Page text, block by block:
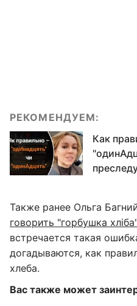
РЕКОМЕНДУЕМ:
Как
Также ранее Ольга
говорить "горбушка
встречается такая
догадываются, как
хлеба.
Вас также может